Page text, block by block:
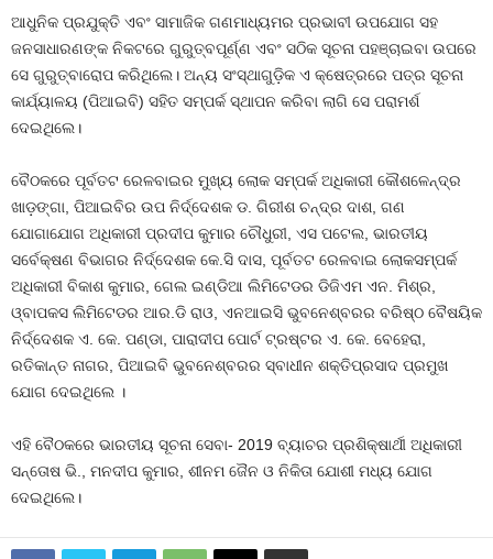
ଆଧୁନିକ ପ୍ରଯୁକ୍ତି ଏବଂ ସାମାଜିକ ଗଣମାଧ୍ୟମର ପ୍ରଭାବୀ ଉପଯୋଗ ସହ
ଜନସାଧାରଣଙ୍କ ନିକଟରେ ଗୁରୁତ୍ବପୂର୍ଣ୍ଣ ଏବଂ ସଠିକ ସୂଚନା ପହଞ୍ଚାଇବା ଉପରେ
ସେ ଗୁରୁତ୍ବାରୋପ କରିଥିଲେ। ଅନ୍ୟ ସଂସ୍ଥାଗୁଡ଼ିକ ଏ କ୍ଷେତ୍ରରେ ପତ୍ର ସୂଚନା
କାର୍ଯ୍ୟାଳୟ (ପିଆଇବି) ସହିତ ସମ୍ପର୍କ ସ୍ଥାପନ କରିବା ଲାଗି ସେ ପରାମର୍ଶ
ଦେଇଥିଲେ।
ବୈଠକରେ ପୂର୍ବତଟ ରେଳବାଇର ମୁଖ୍ୟ ଲୋକ ସମ୍ପର୍କ ଅଧିକାରୀ କୌଶଳେନ୍ଦ୍ର
ଖାଡ଼ଙ୍ଗା, ପିଆଇବିର ଉପ ନିର୍ଦ୍ଦେଶକ ଡ. ଗିରୀଶ ଚନ୍ଦ୍ର ଦାଶ, ଗଣ
ଯୋଗାଯୋଗ ଅଧିକାରୀ ପ୍ରଦୀପ କୁମାର ଚୌଧୁରୀ, ଏସ ପଟେଲ, ଭାରତୀୟ
ସର୍ବେକ୍ଷଣ ବିଭାଗର ନିର୍ଦ୍ଦେଶକ କେ.ସି ଦାସ, ପୂର୍ବତଟ ରେଳବାଇ ଲୋକସମ୍ପର୍କ
ଅଧିକାରୀ ବିକାଶ କୁମାର, ଗେଲ ଇଣ୍ଡିଆ ଲିମିଟେଡର ଡିଜିଏମ ଏନ. ମିଶ୍ର,
ଓ୍ବାପକସ ଲିମିଟେଡର ଆର.ଡି ରାଓ, ଏନଆଇସି ଭୁବନେଶ୍ବରର ବରିଷ୍ଠ ବୈଷୟିକ
ନିର୍ଦ୍ଦେଶକ ଏ. କେ. ପଣ୍ଡା, ପାରାଦୀପ ପୋର୍ଟ ଟ୍ରଷ୍ଟର ଏ. କେ. ବେହେରା,
ରତିକାନ୍ତ ନାଗର, ପିଆଇବି ଭୁବନେଶ୍ବରର ସ୍ବାଧୀନ ଶକ୍ତିପ୍ରସାଦ ପ୍ରମୁଖ
ଯୋଗ ଦେଇଥିଲେ ।
ଏହି ବୈଠକରେ ଭାରତୀୟ ସୂଚନା ସେବା- 2019 ବ୍ୟାଚର ପ୍ରଶିକ୍ଷାର୍ଥୀ ଅଧିକାରୀ
ସନ୍ତୋଷ ଭି., ମନଦୀପ କୁମାର, ଶୀନମ ଜୈନ ଓ ନିକିତା ଯୋଶୀ ମଧ୍ୟ ଯୋଗ
ଦେଇଥିଲେ।